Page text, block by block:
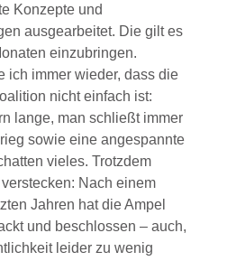
Konzepte und
ausgearbeitet. Die gilt es
einzubringen.
ich immer wieder, dass die
nicht einfach ist:
lange, man schließt immer
sowie eine angespannte
vieles. Trotzdem
Nach einem
Jahren hat die Ampel
und beschlossen – auch,
leider zu wenig